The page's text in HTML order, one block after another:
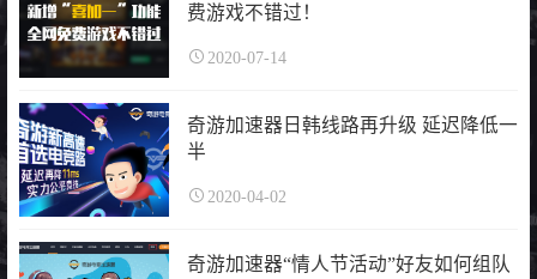
费游戏不错过！
2020-07-14
奇游加速器日韩线路再升级 延迟降低一
半
2020-04-02
奇游加速器“情人节活动”好友如何组队